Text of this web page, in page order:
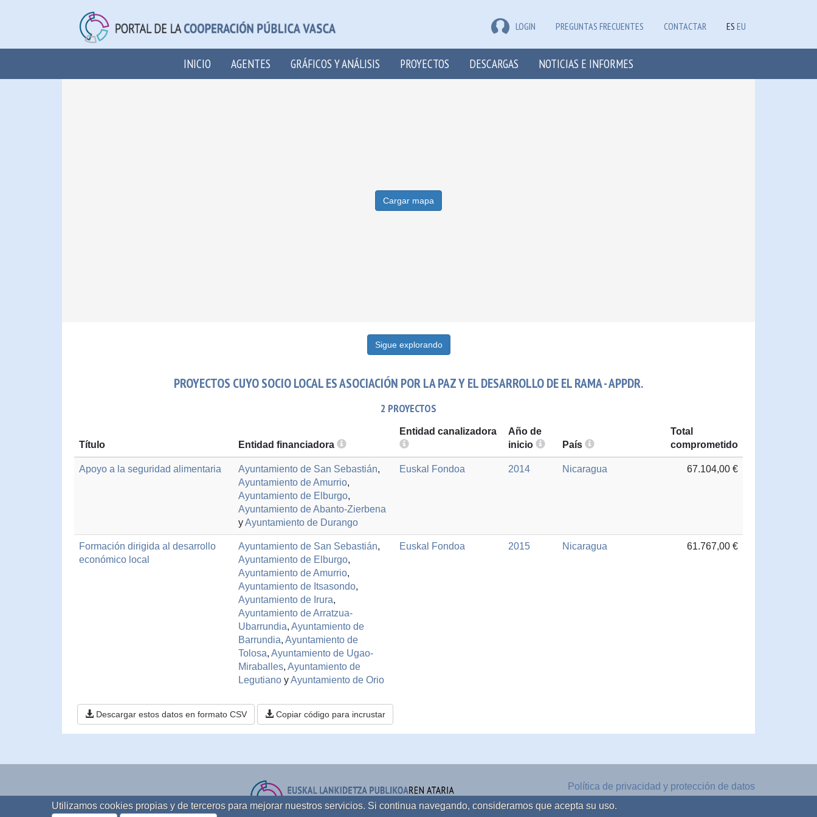
LOGIN PREGUNTAS FRECUENTES CONTACTAR ES EU
INICIO AGENTES GRÁFICOS Y ANÁLISIS PROYECTOS DESCARGAS NOTICIAS E INFORMES
Cargar mapa
Sigue explorando
PROYECTOS CUYO SOCIO LOCAL ES ASOCIACIÓN POR LA PAZ Y EL DESARROLLO DE EL RAMA - APPDR.
2 PROYECTOS
Título Entidad financiadora
Entidad canalizadora
Año de
inicio
País
Total
comprometido
Apoyo a la seguridad alimentaria Ayuntamiento de San Sebastián,
Ayuntamiento de Amurrio,
Ayuntamiento de Elburgo,
Ayuntamiento de Abanto-Zierbena
yAyuntamiento de Durango
Euskal Fondoa 2014 Nicaragua 67.104,00 €
Formación dirigida al desarrollo
económico local
Ayuntamiento de San Sebastián,
Ayuntamiento de Elburgo,
Ayuntamiento de Amurrio,
Ayuntamiento de Itsasondo,
Ayuntamiento de Irura,
Ayuntamiento de Arratzua-
Ubarrundia, Ayuntamiento de
Barrundia, Ayuntamiento de
Tolosa, Ayuntamiento de Ugao-
Miraballes, Ayuntamiento de
Legutiano yAyuntamiento de Orio
Euskal Fondoa 2015 Nicaragua 61.767,00 €
Descargar estos datos en formato CSV Copiar código para incrustar
Política de privacidad y protección de datos
Utilizamos cookies propias y de terceros para mejorar nuestros servicios. Si continua navegando, consideramos que acepta su uso.